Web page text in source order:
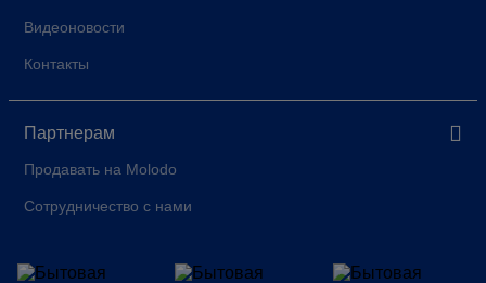
Видеоновости
Контакты
Партнерам
Продавать на Molodo
Сотрудничество с нами